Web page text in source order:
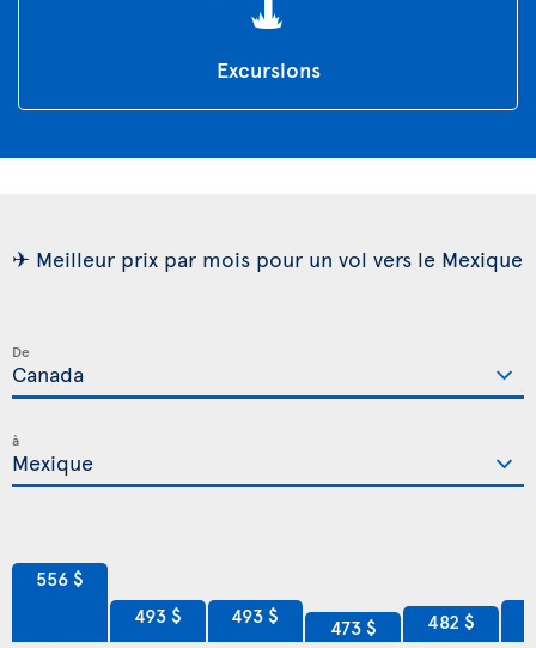
Excursions
✈ Meilleur prix par mois pour un vol vers le Mexique
De
à
556 $
493 $ 493 $ 473 $ 482 $